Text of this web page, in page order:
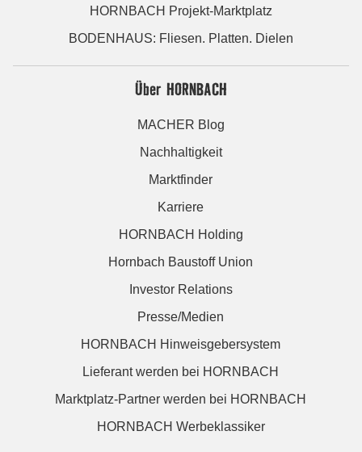
HORNBACH Projekt-Marktplatz
BODENHAUS: Fliesen. Platten. Dielen
Über HORNBACH
MACHER Blog
Nachhaltigkeit
Marktfinder
Karriere
HORNBACH Holding
Hornbach Baustoff Union
Investor Relations
Presse/Medien
HORNBACH Hinweisgebersystem
Lieferant werden bei HORNBACH
Marktplatz-Partner werden bei HORNBACH
HORNBACH Werbeklassiker